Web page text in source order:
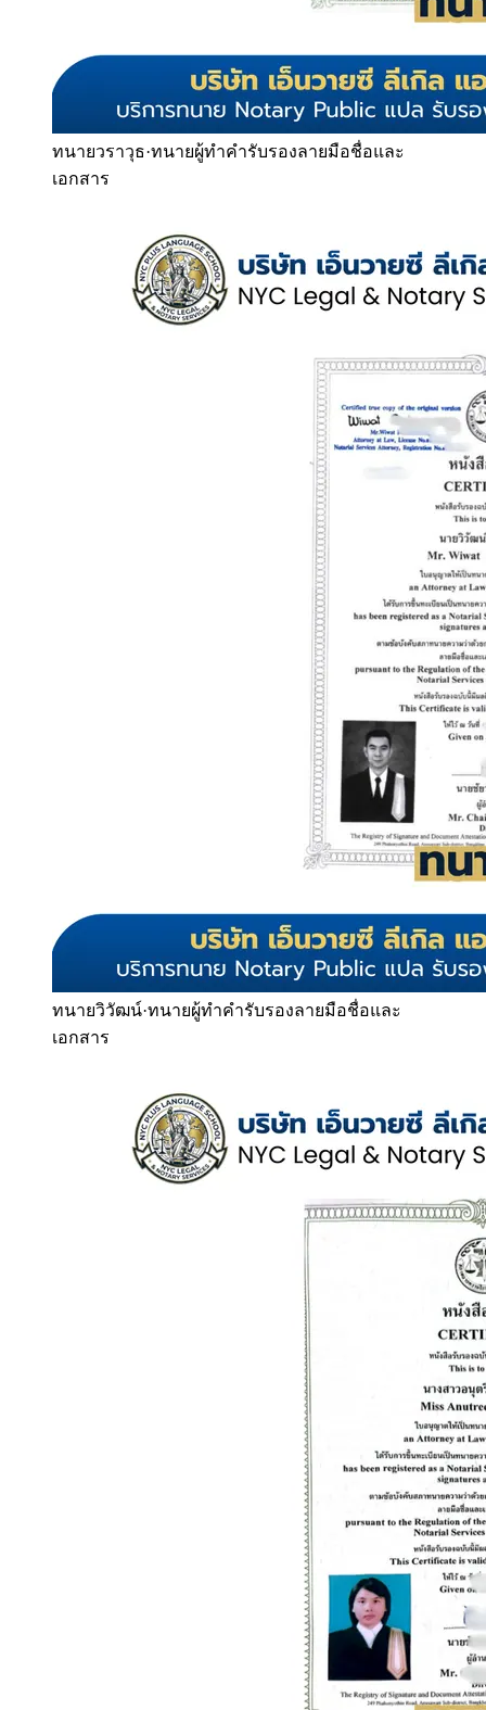
ทนายวราวุธ·ทนายผู้ทำคำรับรองลายมือชื่อและ
เอกสาร
ทนายวิวัฒน์·ทนายผู้ทำคำรับรองลายมือชื่อและ
เอกสาร